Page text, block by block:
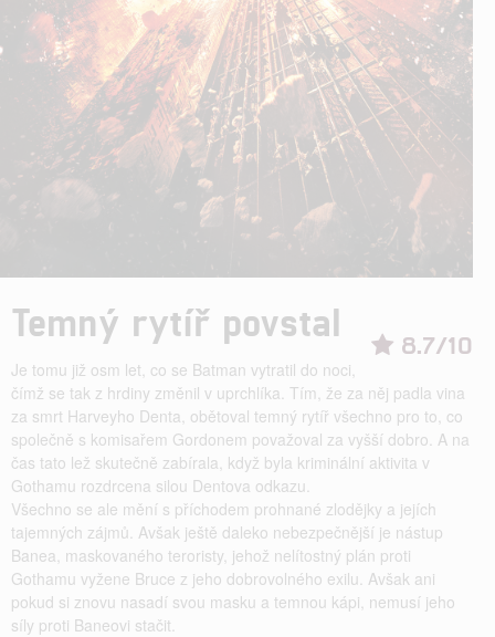
8.7/10
Temný rytíř povstal
Je tomu již osm let, co se Batman vytratil do noci,
čímž se tak z hrdiny změnil v uprchlíka. Tím, že za něj padla vina
za smrt Harveyho Denta, obětoval temný rytíř všechno pro to, co
společně s komisařem Gordonem považoval za vyšší dobro. A na
čas tato lež skutečně zabírala, když byla kriminální aktivita v
Gothamu rozdrcena silou Dentova odkazu.
Všechno se ale mění s příchodem prohnané zlodějky a jejích
tajemných zájmů. Avšak ještě daleko nebezpečnější je nástup
Banea, maskovaného teroristy, jehož nelítostný plán proti
Gothamu vyžene Bruce z jeho dobrovolného exilu. Avšak ani
pokud si znovu nasadí svou masku a temnou kápi, nemusí jeho
síly proti Baneovi stačit.